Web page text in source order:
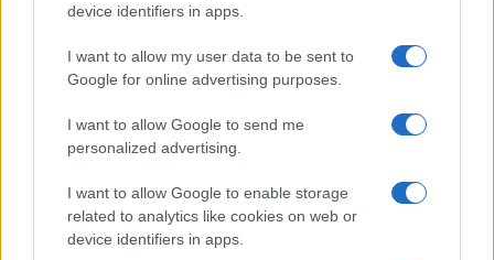
device identifiers in apps.
I want to allow my user data to be sent to
Google for online advertising purposes.
I want to allow Google to send me
personalized advertising.
I want to allow Google to enable storage
related to analytics like cookies on web or
device identifiers in apps.
Elfogadom azAdatvédelmi és Adatkezelési Tájékoztatót Ezt a
webhelyet a reCAPTCHA védi. A Google
adatvédelmi irányelveés a
Korábbi hírlevelek
SZAVAZÁS